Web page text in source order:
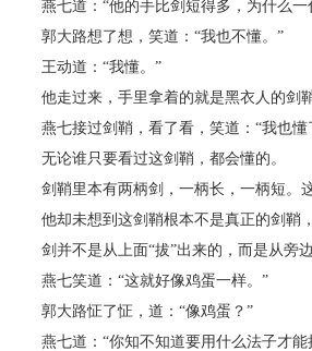
燕七道：“他的手比剑短得多，为什么一
郭大路想了想，笑道：“我也不懂。”
王动道：“我懂。”
他走过来，手里拿着的就是黑衣人的剑鞘
燕七接过剑鞘，看了看，笑道：“我也懂
无论谁只要看过这剑鞘，都会懂的。
剑鞘里本有两柄剑，一柄长，一柄短。这
他却未想到这剑鞘根本不是真正的剑鞘，
剑并不是从上面“拔”出来的，而是从旁边
燕七笑道：“这就好像鸡蛋一样。”
郭大路怔了怔，道：“像鸡蛋？”
燕七道：“你知不知道要用什么法子才能